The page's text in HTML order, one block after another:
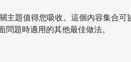
主題值得您吸收。這個內容集合可
題時適用的其他最佳做法。